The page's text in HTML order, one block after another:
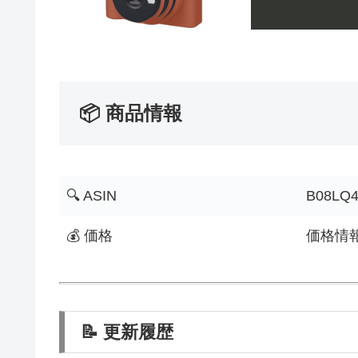
📦 商品情報
🔍 ASIN
💰 価格 価格情
📝 更新履歴